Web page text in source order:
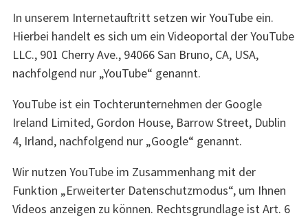
In unserem Internetauftritt setzen wir YouTube ein.
Hierbei handelt es sich um ein Videoportal der YouTube
LLC., 901 Cherry Ave., 94066 San Bruno, CA, USA,
nachfolgend nur „YouTube“ genannt.
YouTube ist ein Tochterunternehmen der Google
Ireland Limited, Gordon House, Barrow Street, Dublin
4, Irland, nachfolgend nur „Google“ genannt.
Wir nutzen YouTube im Zusammenhang mit der
Funktion „Erweiterter Datenschutzmodus“, um Ihnen
Videos anzeigen zu können. Rechtsgrundlage ist Art. 6